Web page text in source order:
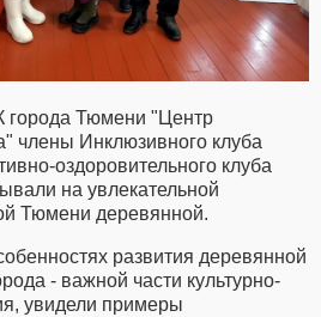
Тюмени "Центр
члены Инклюзивного клуба
оздоровительного клуба
на увлекательной
Тюмени деревянной.
развития деревянной
- важной части культурно-
увидели примеры